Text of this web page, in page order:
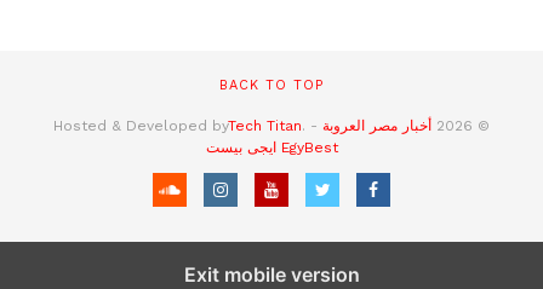
BACK TO TOP
© 2026 أخبار مصر العروبة - Hosted & Developed by
Tech Titan.
EgyBest ايجى بيست
Exit mobile version